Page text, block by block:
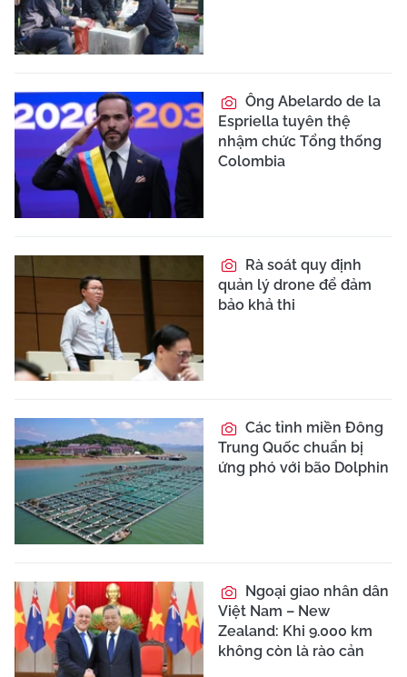
Ông Abelardo de la
Espriella tuyên thệ
nhậm chức Tổng thống
Colombia
Rà soát quy định
quản lý drone để đảm
bảo khả thi
Các tỉnh miền Đông
Trung Quốc chuẩn bị
ứng phó với bão Dolphin
Ngoại giao nhân dân
Việt Nam – New
Zealand: Khi 9.000 km
không còn là rào cản